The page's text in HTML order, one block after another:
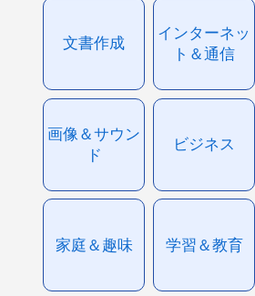
文書作成
インターネッ
ト＆通信
画像＆サウン
ド
ビジネス
家庭＆趣味 学習＆教育